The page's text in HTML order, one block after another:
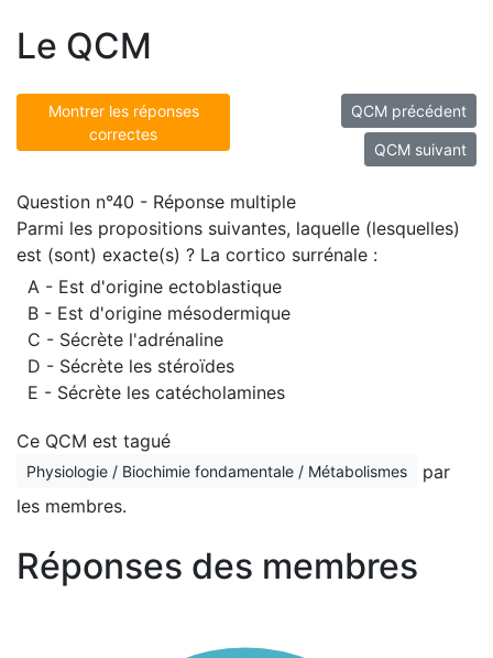
Le QCM
Montrer les réponses
correctes
QCM précédent
QCM suivant
Question n°40 - Réponse multiple
Parmi les propositions suivantes, laquelle (lesquelles)
est (sont) exacte(s) ? La cortico surrénale :
A - Est d'origine ectoblastique
B - Est d'origine mésodermique
C - Sécrète l'adrénaline
D - Sécrète les stéroïdes
E - Sécrète les catécholamines
Ce QCM est tagué
Physiologie / Biochimie fondamentale / Métabolismes
par
les membres.
Réponses des membres